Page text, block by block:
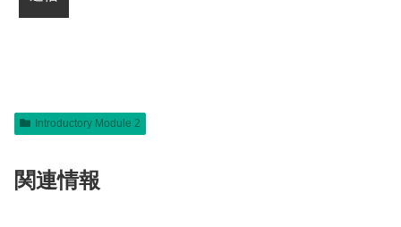
Introductory Module 2
関連情報